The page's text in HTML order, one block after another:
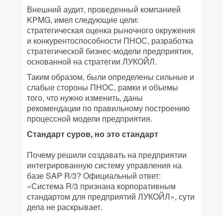
Внешний аудит, проведенный компанией
KPMG, имел следующие цели:
стратегическая оценка рыночного окружения
и конкурентоспособности ПНОС, разработка
стратегической бизнес-модели предприятия,
основанной на стратегии ЛУКОЙЛ.
Таким образом, были определены сильные и
слабые стороны ПНОС, рамки и объемы
того, что нужно изменить, даны
рекомендации по правильному построению
процессной модели предприятия.
Стандарт суров, но это стандарт
Почему решили создавать на предприятии
интегрированную систему управления на
базе SAP R/3? Официальный ответ:
«Система R/3 признана корпоративным
стандартом для предприятий ЛУКОЙЛ», сути
дела не раскрывает.